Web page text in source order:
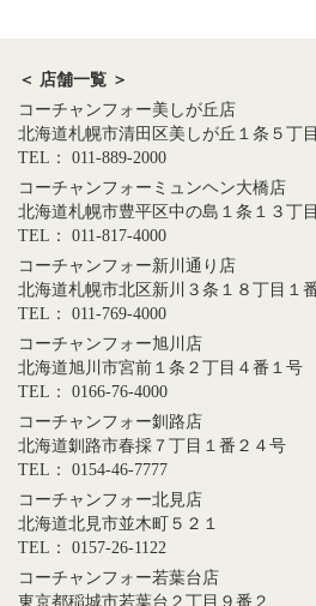
＜ 店舗一覧 ＞
コーチャンフォー美しが丘店
北海道札幌市清田区美しが丘１条５丁
TEL： 011-889-2000
コーチャンフォーミュンヘン大橋店
北海道札幌市豊平区中の島１条１３丁
TEL： 011-817-4000
コーチャンフォー新川通り店
北海道札幌市北区新川３条１８丁目１
TEL： 011-769-4000
コーチャンフォー旭川店
北海道旭川市宮前１条２丁目４番１号
TEL： 0166-76-4000
コーチャンフォー釧路店
北海道釧路市春採７丁目１番２４号
TEL： 0154-46-7777
コーチャンフォー北見店
北海道北見市並木町５２１
TEL： 0157-26-1122
コーチャンフォー若葉台店
東京都稲城市若葉台２丁目９番２